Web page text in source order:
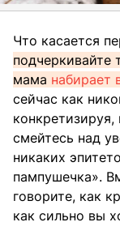
Что касается
подчеркивайте
мама набирает
сейчас как
смейтесь над
никаких
пампушечка».
говорите, как
как сильно вы